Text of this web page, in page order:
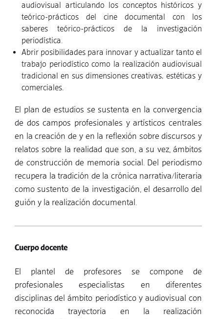
audiovisual articulando los conceptos históricos y
teórico-prácticos del cine documental con los
saberes teórico-prácticos de la investigación
periodística.
Abrir posibilidades para innovar y actualizar tanto el
trabajo periodístico como la realización audiovisual
tradicional en sus dimensiones creativas, estéticas y
comerciales.
El plan de estudios se sustenta en la convergencia
de dos campos profesionales y artísticos centrales
en la creación de y en la reflexión sobre discursos y
relatos sobre la realidad que son, a su vez, ámbitos
de construcción de memoria social. Del periodismo
recupera la tradición de la crónica narrativa/literaria
como sustento de la investigación, el desarrollo del
guión y la realización documental.
Cuerpo docente
El plantel de profesores se compone de
profesionales especialistas en diferentes
disciplinas del ámbito periodístico y audiovisual con
reconocida trayectoria en la realización